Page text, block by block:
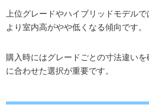
上位グレードやハイブリッドモデル
より室内高がやや低くなる傾向です。
購入時にはグレードごとの寸法違い
に合わせた選択が重要です。